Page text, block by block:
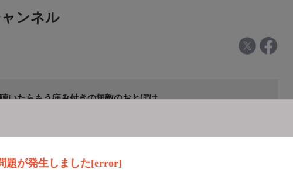
題が発生しました[error]
ンネル
いたらもう病み付きの無敵のおとぼけ
ンダー登録